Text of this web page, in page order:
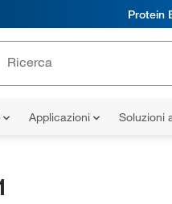
Protein
Applicazioni Soluzioni